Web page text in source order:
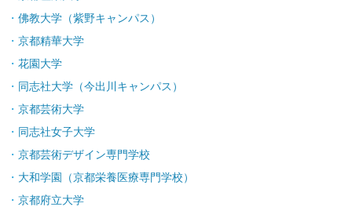
佛教大学（紫野キャンパス）
京都精華大学
花園大学
同志社大学（今出川キャンパス）
京都芸術大学
同志社女子大学
京都芸術デザイン専門学校
大和学園（京都栄養医療専門学校）
京都府立大学